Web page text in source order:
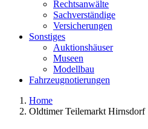
Rechtsanwälte
Sachverständige
Versicherungen
Sonstiges
Auktionshäuser
Museen
Modellbau
Fahrzeugnotierungen
Home
Oldtimer Teilemarkt Hirnsdorf